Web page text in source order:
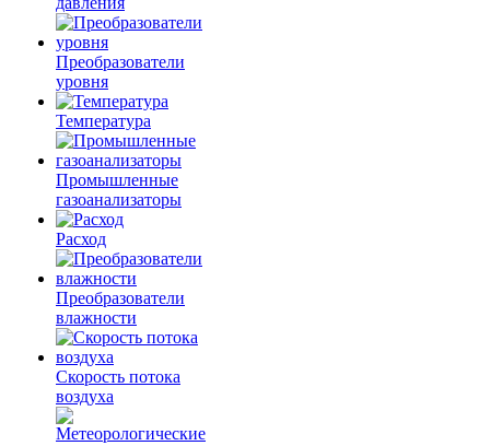
Преобразователи
уровня
Температура
Промышленные
газоанализаторы
Расход
Преобразователи
влажности
Скорость потока
воздуха